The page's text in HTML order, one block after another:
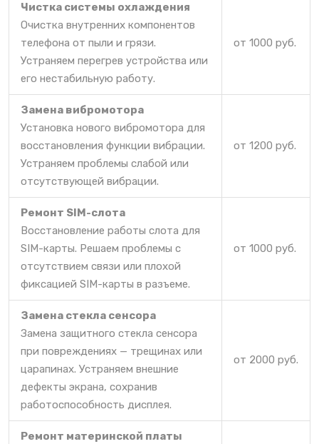
Чистка системы охлаждения
Очистка внутренних компонентов
телефона от пыли и грязи.
Устраняем перегрев устройства или
его нестабильную работу.
от 1000 руб.
Замена вибромотора
Установка нового вибромотора для
восстановления функции вибрации.
Устраняем проблемы слабой или
отсутствующей вибрации.
от 1200 руб.
Ремонт SIM-слота
Восстановление работы слота для
SIM-карты. Решаем проблемы с
отсутствием связи или плохой
фиксацией SIM-карты в разъеме.
от 1000 руб.
Замена стекла сенсора
Замена защитного стекла сенсора
при повреждениях — трещинах или
царапинах. Устраняем внешние
дефекты экрана, сохранив
работоспособность дисплея.
от 2000 руб.
Ремонт материнской платы